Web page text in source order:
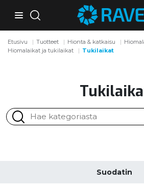
Etusivu Tuotteet Hionta & katkaisu
Hiomalaikat ja tukilaikat
Tukilaikat
Suodatin